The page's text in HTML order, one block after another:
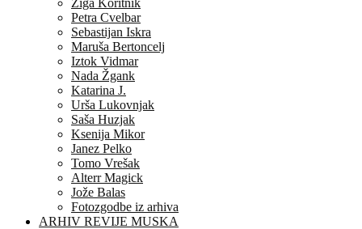
Žiga Koritnik
Petra Cvelbar
Sebastijan Iskra
Maruša Bertoncelj
Iztok Vidmar
Nada Žgank
Katarina J.
Urša Lukovnjak
Saša Huzjak
Ksenija Mikor
Janez Pelko
Tomo Vrešak
Alterr Magick
Jože Balas
Fotozgodbe iz arhiva
ARHIV REVIJE MUSKA